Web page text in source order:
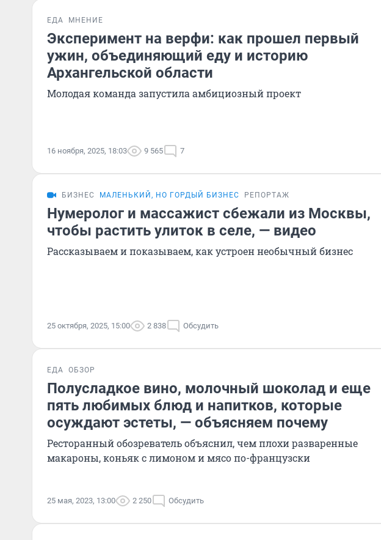
ЕДА МНЕНИЕ
Эксперимент на верфи: как прошел первый
ужин, объединяющий еду и историю
Архангельской области
Молодая команда запустила амбициозный проект
16 ноября, 2025, 18:03 9 565 7
БИЗНЕС МАЛЕНЬКИЙ, НО ГОРДЫЙ БИЗНЕС РЕПОРТАЖ
Нумеролог и массажист сбежали из Москвы,
чтобы растить улиток в селе, — видео
Рассказываем и показываем, как устроен необычный бизнес
25 октября, 2025, 15:00 2 838 Обсудить
ЕДА ОБЗОР
Полусладкое вино, молочный шоколад и еще
пять любимых блюд и напитков, которые
осуждают эстеты, — объясняем почему
Ресторанный обозреватель объяснил, чем плохи разваренные
макароны, коньяк с лимоном и мясо по-французски
25 мая, 2023, 13:00 2 250 Обсудить